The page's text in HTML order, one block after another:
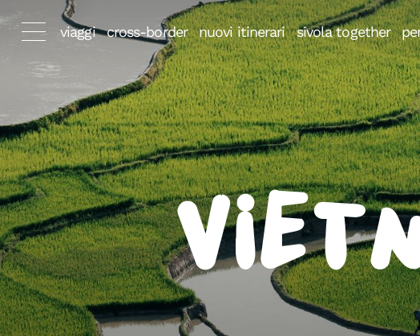
viaggi cross-border nuovi itinerari sivola together